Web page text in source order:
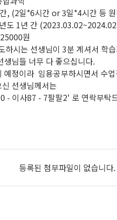
, (2일*6시간 or 3일*4시간 등
도 1년 간
원
하시는 선생님이 3분 계셔서 학
들 너무 다 좋으십니다.
라 임용공부하시면서 수업
생님께서는
87 - 7팔팔2' 로 연락부탁
등록된 첨부파일이 없습니다.